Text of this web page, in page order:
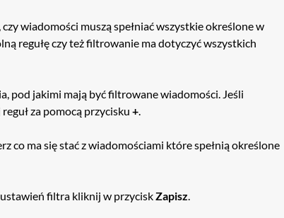
czy wiadomości muszą spełniać wszystkie określone w
regułę czy też filtrowanie ma dotyczyć wszystkich
pod jakimi mają być filtrowane wiadomości. Jeśli
za pomocą przycisku +.
co ma się stać z wiadomościami które spełnią określone
filtra kliknij w przyciskZapisz.